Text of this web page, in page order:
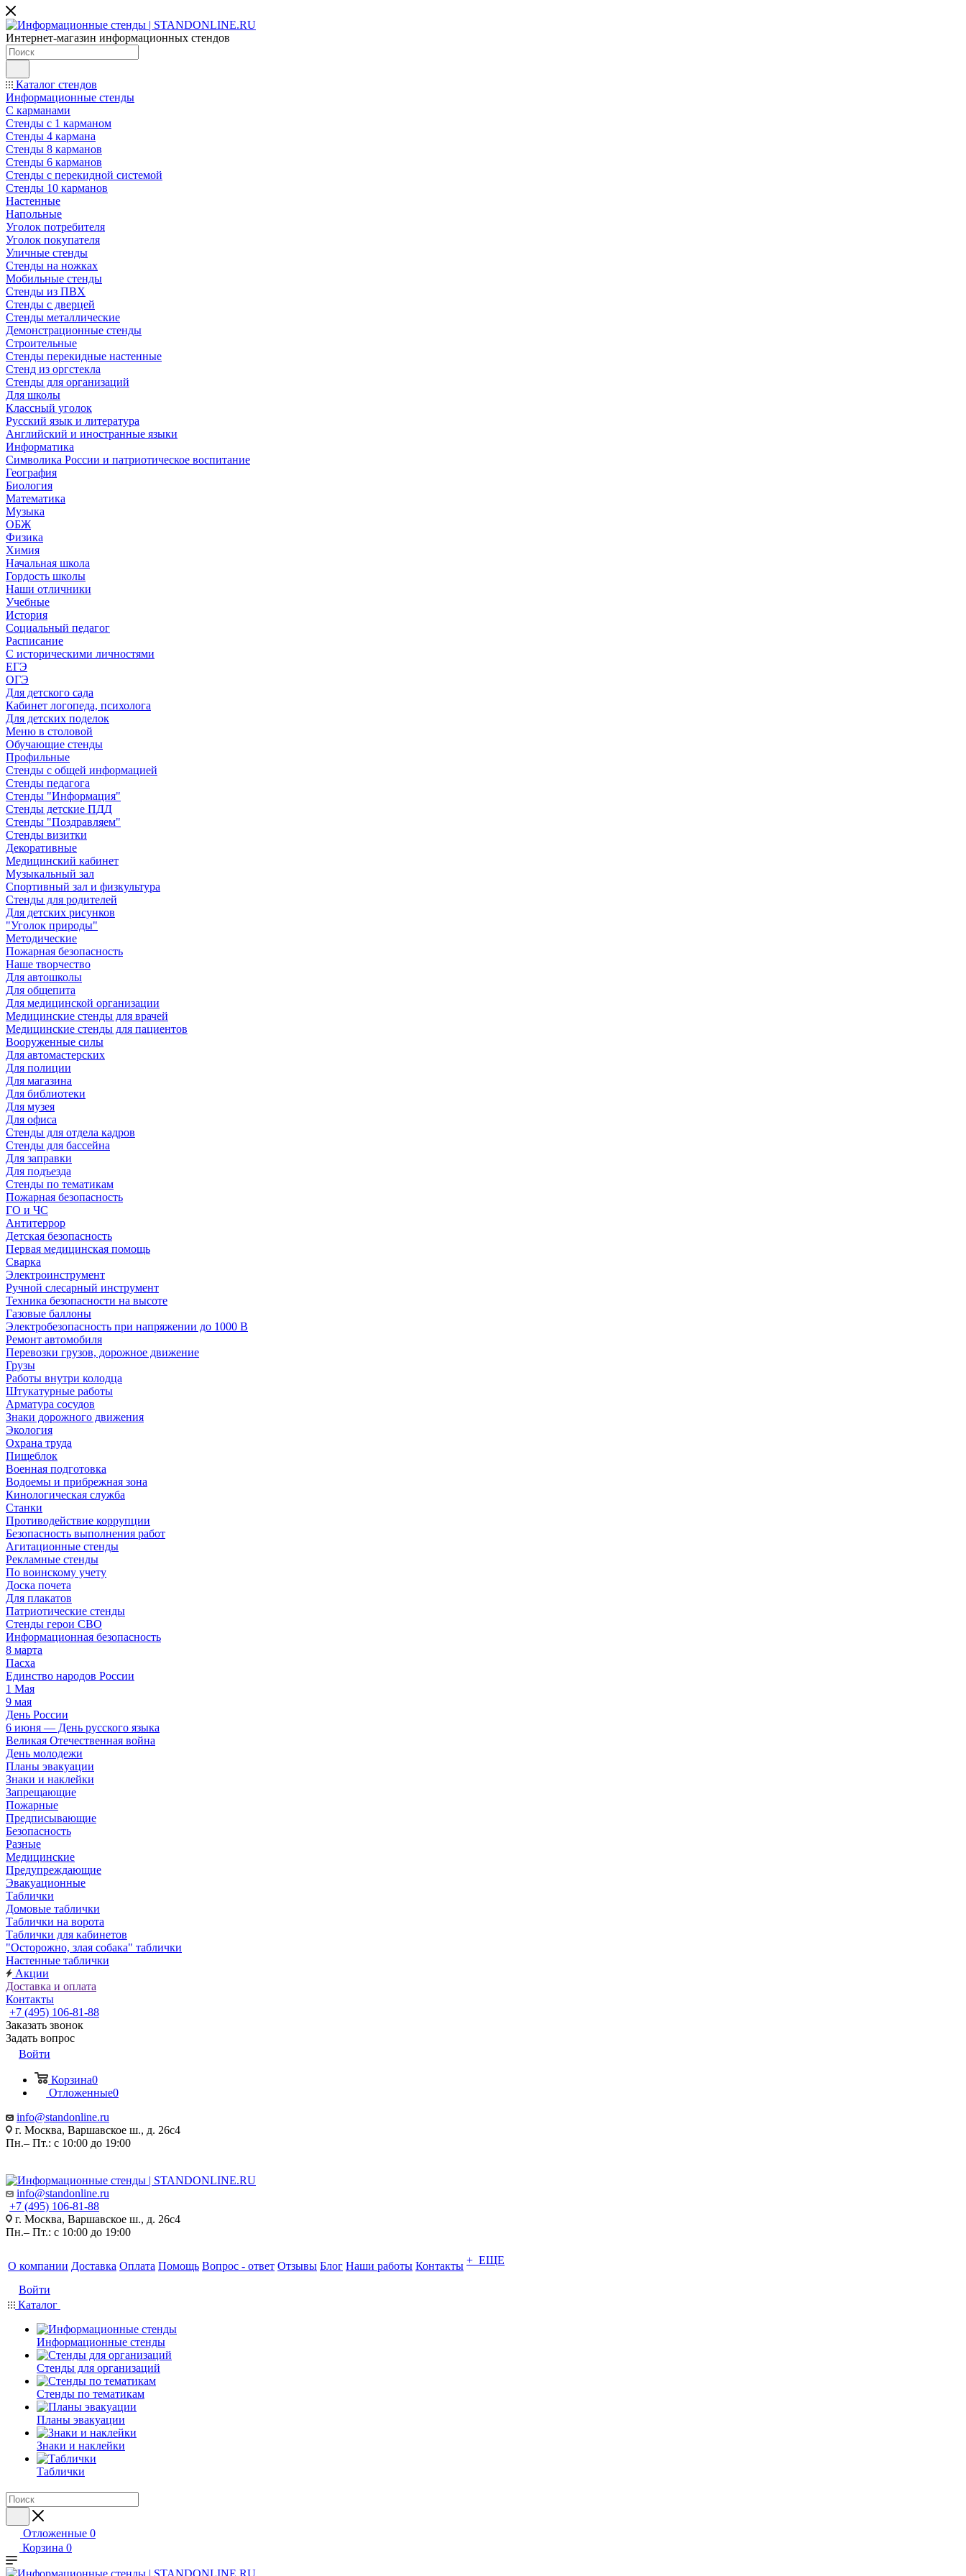
Интернет-магазин информационных стендов
Каталог стендов
Информационные стенды
С карманами
Стенды с 1 карманом
Стенды 4 кармана
Стенды 8 карманов
Стенды 6 карманов
Стенды с перекидной системой
Стенды 10 карманов
Настенные
Напольные
Уголок потребителя
Уголок покупателя
Уличные стенды
Стенды на ножках
Мобильные стенды
Стенды из ПВХ
Стенды с дверцей
Стенды металлические
Демонстрационные стенды
Строительные
Стенды перекидные настенные
Стенд из оргстекла
Стенды для организаций
Для школы
Классный уголок
Русский язык и литература
Английский и иностранные языки
Информатика
Символика России и патриотическое воспитание
География
Биология
Математика
Музыка
ОБЖ
Физика
Химия
Начальная школа
Гордость школы
Наши отличники
Учебные
История
Социальный педагог
Расписание
С историческими личностями
ЕГЭ
ОГЭ
Для детского сада
Кабинет логопеда, психолога
Для детских поделок
Меню в столовой
Обучающие стенды
Профильные
Стенды с общей информацией
Стенды педагога
Стенды "Информация"
Стенды детские ПДД
Стенды "Поздравляем"
Стенды визитки
Декоративные
Медицинский кабинет
Музыкальный зал
Спортивный зал и физкультура
Стенды для родителей
Для детских рисунков
"Уголок природы"
Методические
Пожарная безопасность
Наше творчество
Для автошколы
Для общепита
Для медицинской организации
Медицинские стенды для врачей
Медицинские стенды для пациентов
Вооруженные силы
Для автомастерских
Для полиции
Для магазина
Для библиотеки
Для музея
Для офиса
Стенды для отдела кадров
Стенды для бассейна
Для заправки
Для подъезда
Стенды по тематикам
Пожарная безопасность
ГО и ЧС
Антитеррор
Детская безопасность
Первая медицинская помощь
Сварка
Электроинструмент
Ручной слесарный инструмент
Техника безопасности на высоте
Газовые баллоны
Электробезопасность при напряжении до 1000 В
Ремонт автомобиля
Перевозки грузов, дорожное движение
Грузы
Работы внутри колодца
Штукатурные работы
Арматура сосудов
Знаки дорожного движения
Экология
Охрана труда
Пищеблок
Военная подготовка
Водоемы и прибрежная зона
Кинологическая служба
Станки
Противодействие коррупции
Безопасность выполнения работ
Агитационные стенды
Рекламные стенды
По воинскому учету
Доска почета
Для плакатов
Патриотические стенды
Стенды герои СВО
Информационная безопасность
8 марта
Пасха
Единство народов России
1 Мая
9 мая
День России
6 июня — День русского языка
Великая Отечественная война
День молодежи
Планы эвакуации
Знаки и наклейки
Запрещающие
Пожарные
Предписывающие
Безопасность
Разные
Медицинские
Предупреждающие
Эвакуационные
Таблички
Домовые таблички
Таблички на ворота
Таблички для кабинетов
"Осторожно, злая собака" таблички
Настенные таблички
Акции
Доставка и оплата
Контакты
+7 (495) 106-81-88
Заказать звонок
Задать вопрос
Войти
Корзина0
Отложенные0
info@standonline.ru
г. Москва, Варшавское ш., д. 26с4
Пн.– Пт.: с 10:00 до 19:00
info@standonline.ru
+7 (495) 106-81-88
г. Москва, Варшавское ш., д. 26с4
Пн.– Пт.: с 10:00 до 19:00
О компании Доставка Оплата Помощь Вопрос - ответ Отзывы Блог Наши работы Контакты + ЕЩЕ
Войти
Каталог
Информационные стенды
Стенды для организаций
Стенды по тематикам
Планы эвакуации
Знаки и наклейки
Таблички
Отложенные 0
Корзина 0